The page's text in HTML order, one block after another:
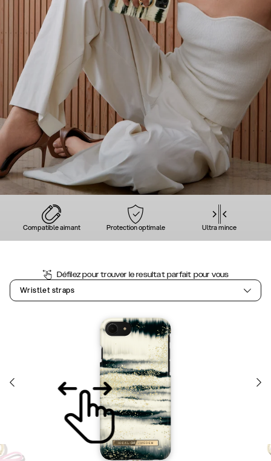
Compatible aimant Protection optimale Ultra mince
Défilez pour trouver le resultat parfait pour vous
Wristlet straps